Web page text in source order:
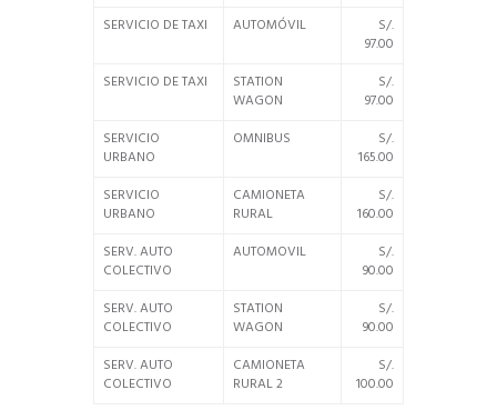
SERVICIO DE TAXI
AUTOMÓVIL
S/.
97.00
SERVICIO DE TAXI
STATION
WAGON
S/.
97.00
SERVICIO
URBANO
OMNIBUS
S/.
165.00
SERVICIO
URBANO
CAMIONETA
RURAL
S/.
160.00
SERV. AUTO
COLECTIVO
AUTOMOVIL
S/.
90.00
SERV. AUTO
COLECTIVO
STATION
WAGON
S/.
90.00
SERV. AUTO
COLECTIVO
CAMIONETA
RURAL 2
S/.
100.00